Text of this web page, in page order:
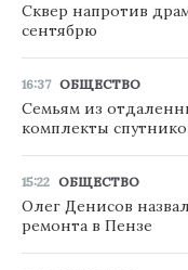
Сквер напротив
сентябрю
16:37 ОБЩЕСТВО
Семьям из
комплекты
15:22 ОБЩЕСТВО
Олег Денисов
ремонта в Пензе